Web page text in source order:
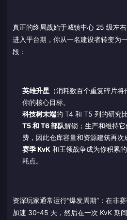
真正的终局战始于城镇中心 25 级左
进入平台期，你从一名建设者转变为
段：
英雄升星 （消耗数百个重复碎片
你的核心目标。
科技树末端的 T4 和 T5 列的研究
T5 和 T6 部队解锁；生产和维持
费，因此仓库容量和资源建筑再次
赛季 KvK 和王领战争成为你积累
耗点。
资深玩家通常运行“爆发周期”：在非
加速 30-45 天，然后在一次 KvK 期